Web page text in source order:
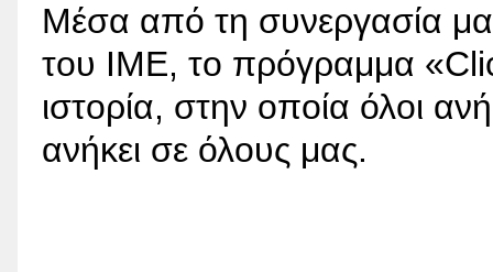
Μέσα από τη συνεργασία
του ΙΜΕ, το πρόγραμμα
ιστορία, στην οποία όλοι
ανήκει σε όλους μας.